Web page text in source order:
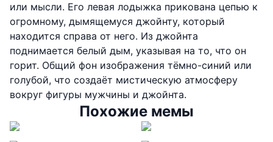
или мысли. Его левая лодыжка прикована цепью к
огромному, дымящемуся джойнту, который
находится справа от него. Из джойнта
поднимается белый дым, указывая на то, что он
горит. Общий фон изображения тёмно-синий или
голубой, что создаёт мистическую атмосферу
вокруг фигуры мужчины и джойнта.
Похожие мемы